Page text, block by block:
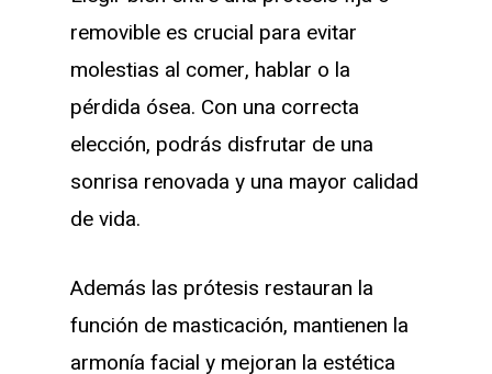
removible es crucial para evitar
molestias al comer, hablar o la
pérdida ósea. Con una correcta
elección, podrás disfrutar de una
sonrisa renovada y una mayor calidad
de vida.
Además las prótesis restauran la
función de masticación, mantienen la
armonía facial y mejoran la estética